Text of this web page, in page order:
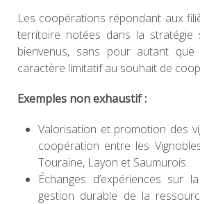
Les coopérations répondant aux
territoire notées dans la stratégie
bienvenus, sans pour autant
caractère limitatif au souhait de
Exemples non exhaustif :
Valorisation et promotion des
coopération entre les
Touraine, Layon et Saumurois.
Échanges d’expériences sur
gestion durable de la